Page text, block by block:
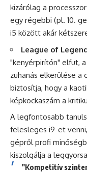
kizárólag a
egy régebbi (pl. 10.
i5 között akár
League of
"kenyérpirítón" elfut,
zuhanás elkerülése a
biztosítja, hogy a
képkockaszám a
A legfontosabb
felesleges i9-et
gépről profi
kiszolgálja a
"Kompetitív